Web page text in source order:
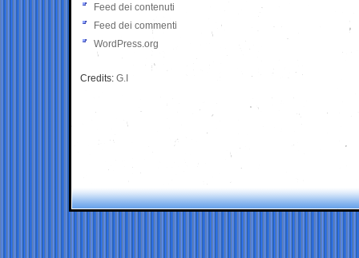
Feed dei contenuti
Feed dei commenti
WordPress.org
Credits: G.I